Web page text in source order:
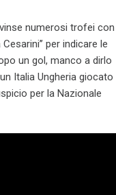
numerosi trofei con
per indicare le
un gol, manco a dirlo
Italia Ungheria giocato
per la Nazionale